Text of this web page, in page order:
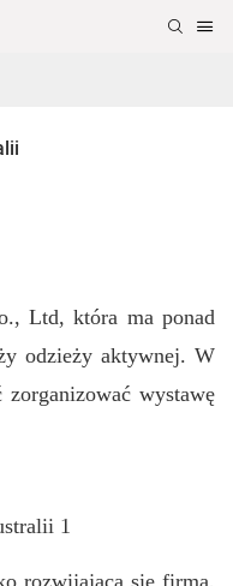
Ltd, która ma ponad
odzieży aktywnej. W
wystawę